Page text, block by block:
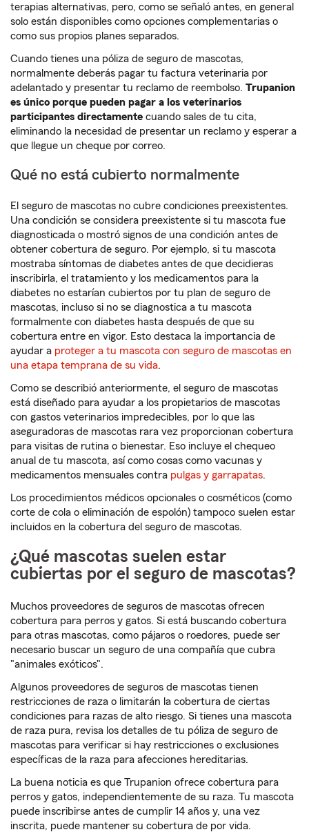
terapias alternativas, pero, como se señaló antes, en general
solo están disponibles como opciones complementarias o
como sus propios planes separados.
Cuando tienes una póliza de seguro de mascotas,
normalmente deberás pagar tu factura veterinaria por
adelantado y presentar tu reclamo de reembolso. Trupanion
es único porque pueden pagar a los veterinarios
participantes directamente cuando sales de tu cita,
eliminando la necesidad de presentar un reclamo y esperar a
que llegue un cheque por correo.
Qué no está cubierto normalmente
El seguro de mascotas no cubre condiciones preexistentes.
Una condición se considera preexistente si tu mascota fue
diagnosticada o mostró signos de una condición antes de
obtener cobertura de seguro. Por ejemplo, si tu mascota
mostraba síntomas de diabetes antes de que decidieras
inscribirla, el tratamiento y los medicamentos para la
diabetes no estarían cubiertos por tu plan de seguro de
mascotas, incluso si no se diagnostica a tu mascota
formalmente con diabetes hasta después de que su
cobertura entre en vigor. Esto destaca la importancia de
ayudar a proteger a tu mascota con seguro de mascotas en
una etapa temprana de su vida.
Como se describió anteriormente, el seguro de mascotas
está diseñado para ayudar a los propietarios de mascotas
con gastos veterinarios impredecibles, por lo que las
aseguradoras de mascotas rara vez proporcionan cobertura
para visitas de rutina o bienestar. Eso incluye el chequeo
anual de tu mascota, así como cosas como vacunas y
medicamentos mensuales contra pulgas y garrapatas.
Los procedimientos médicos opcionales o cosméticos (como
corte de cola o eliminación de espolón) tampoco suelen estar
incluidos en la cobertura del seguro de mascotas.
¿Qué mascotas suelen estar
cubiertas por el seguro de mascotas?
Muchos proveedores de seguros de mascotas ofrecen
cobertura para perros y gatos. Si está buscando cobertura
para otras mascotas, como pájaros o roedores, puede ser
necesario buscar un seguro de una compañía que cubra
"animales exóticos".
Algunos proveedores de seguros de mascotas tienen
restricciones de raza o limitarán la cobertura de ciertas
condiciones para razas de alto riesgo. Si tienes una mascota
de raza pura, revisa los detalles de tu póliza de seguro de
mascotas para verificar si hay restricciones o exclusiones
específicas de la raza para afecciones hereditarias.
La buena noticia es que Trupanion ofrece cobertura para
perros y gatos, independientemente de su raza. Tu mascota
puede inscribirse antes de cumplir 14 años y, una vez
inscrita, puede mantener su cobertura de por vida.